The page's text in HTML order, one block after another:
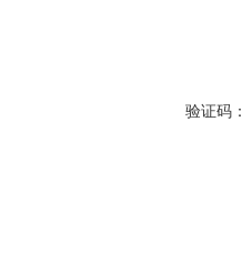
验证码：